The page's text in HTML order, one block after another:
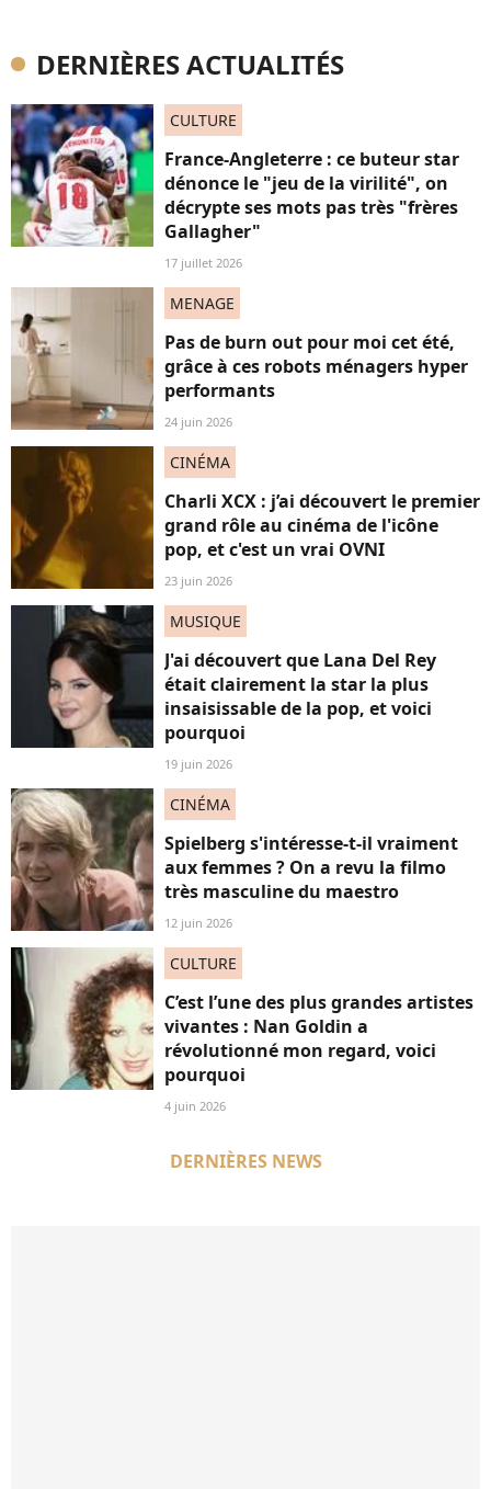
DERNIÈRES ACTUALITÉS
CULTURE
France-Angleterre : ce buteur star
dénonce le "jeu de la virilité", on
décrypte ses mots pas très "frères
Gallagher"
17 juillet 2026
MENAGE
Pas de burn out pour moi cet été,
grâce à ces robots ménagers hyper
performants
24 juin 2026
CINÉMA
Charli XCX : j’ai découvert le premier
grand rôle au cinéma de l'icône
pop, et c'est un vrai OVNI
23 juin 2026
MUSIQUE
J'ai découvert que Lana Del Rey
était clairement la star la plus
insaisissable de la pop, et voici
pourquoi
19 juin 2026
CINÉMA
Spielberg s'intéresse-t-il vraiment
aux femmes ? On a revu la filmo
très masculine du maestro
12 juin 2026
CULTURE
C’est l’une des plus grandes artistes
vivantes : Nan Goldin a
révolutionné mon regard, voici
pourquoi
4 juin 2026
DERNIÈRES NEWS